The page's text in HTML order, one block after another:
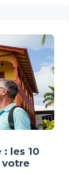
les 10
votre